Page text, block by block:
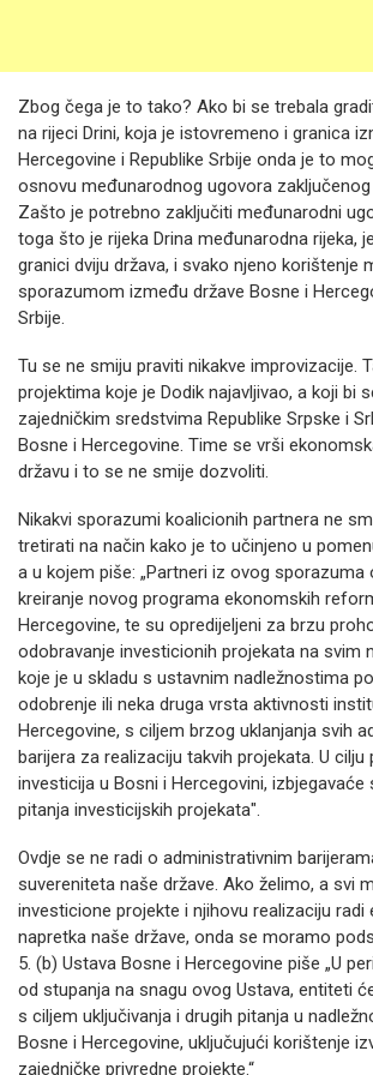
Zbog čega je to tako? Ako bi se trebala
na rijeci Drini, koja je istovremeno i granica
Hercegovine i Republike Srbije onda je to
osnovu međunarodnog ugovora
Zašto je potrebno zaključiti međunarodni
toga što je rijeka Drina međunarodna rijeka,
granici dviju država, i svako njeno korištenje
sporazumom između države Bosne i
Srbije.
Tu se ne smiju praviti nikakve improvizacije.
projektima koje je Dodik najavljivao, a koji bi
zajedničkim sredstvima Republike Srpske i
Bosne i Hercegovine. Time se vrši
državu i to se ne smije dozvoliti.
Nikakvi sporazumi koalicionih partnera ne
tretirati na način kako je to učinjeno u
a u kojem piše: „Partneri iz ovog sporazuma
kreiranje novog programa ekonomskih
Hercegovine, te su opredijeljeni za brzu
odobravanje investicionih projekata na svim
koje je u skladu s ustavnim nadležnostima
odobrenje ili neka druga vrsta aktivnosti
Hercegovine, s ciljem brzog uklanjanja svih
barijera za realizaciju takvih projekata. U cilju
investicija u Bosni i Hercegovini, izbjegavaće
pitanja investicijskih projekata".
Ovdje se ne radi o administrativnim
suvereniteta naše države. Ako želimo, a svi
investicione projekte i njihovu realizaciju radi
napretka naše države, onda se moramo
5. (b) Ustava Bosne i Hercegovine piše „U
od stupanja na snagu ovog Ustava, entiteti
s ciljem uključivanja i drugih pitanja u
Bosne i Hercegovine, uključujući korištenje
zajedničke privredne projekte.“